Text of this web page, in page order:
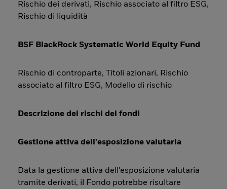
Rischio dei derivati, Rischio associato al filtro ESG,
Rischio di liquidità
BSF BlackRock Systematic World Equity Fund
Rischio di controparte, Titoli azionari, Rischio
associato al filtro ESG, Modello di rischio
Descrizione dei rischi dei fondi
Gestione attiva dell'esposizione valutaria
Data la gestione attiva dell'esposizione valutaria
tramite derivati, il Fondo potrebbe risultare